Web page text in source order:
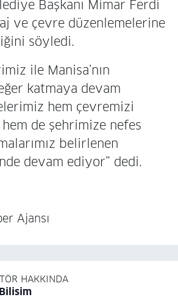
Başkanı Mimar Ferdi
ve çevre düzenlemelerine
söyledi.
ile Manisa’nın
katmaya devam
hem çevremizi
de şehrimize nefes
belirlenen
devam ediyor” dedi.
Ajansı
HAKKINDA